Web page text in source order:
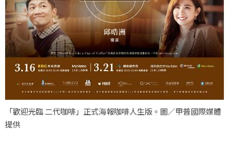
「歡迎光臨 二代咖啡」正式海報咖啡人生版。圖／甲普國際媒體
提供